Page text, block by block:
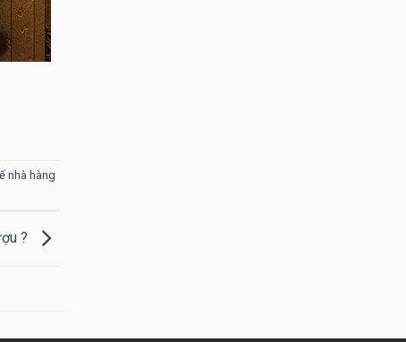
nhà hàng
?